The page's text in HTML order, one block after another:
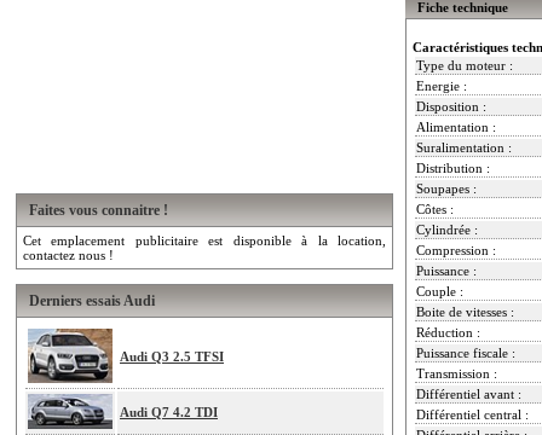
Faites vous connaitre !
Cet emplacement publicitaire est disponible à la location,
contactez nous !
Derniers essais Audi
Audi Q3 2.5 TFSI
Audi Q7 4.2 TDI
Fiche technique
Caractéristiques
Type du moteur :
Energie :
Disposition :
Alimentation :
Suralimentation :
Distribution :
Soupapes :
Côtes :
Cylindrée :
Compression :
Puissance :
Couple :
Boite de vitesses :
Réduction :
Puissance fiscale :
Transmission :
Différentiel avant :
Différentiel central :